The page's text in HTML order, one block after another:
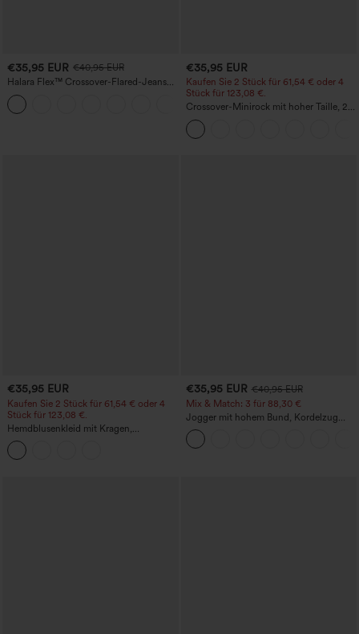
€35,95 EUR €40,95 EUR
Halara Flex™ Crossover-Flared-Jeans
aus elastischem Strick-Denim mit
hohem Bund und mehreren Taschen
+1
€35,95 EUR
Kaufen Sie 2 Stück für 61,54 € oder 4
Stück für 123,08 €.
Crossover-Minirock mit hoher Taille, 2-
in-1, Fransen-Saum und figurbetontem
Schnitt in Wildlederoptik für Partys
€35,95 EUR
Kaufen Sie 2 Stück für 61,54 € oder 4
Stück für 123,08 €.
Hemdblusenkleid mit Kragen,
Kappenärmeln, Taillengürtel,
geschwungenem Schlitzsaum, Midi-
Länge und Taschen
€35,95 EUR €40,95 EUR
Mix & Match: 3 für 88,30 €
Jogger mit hohem Bund, Kordelzug
und Raffung, schmal zulaufend,
schnelltrocknend mit kühlendem Griff,
mit Taschen - UPF40+